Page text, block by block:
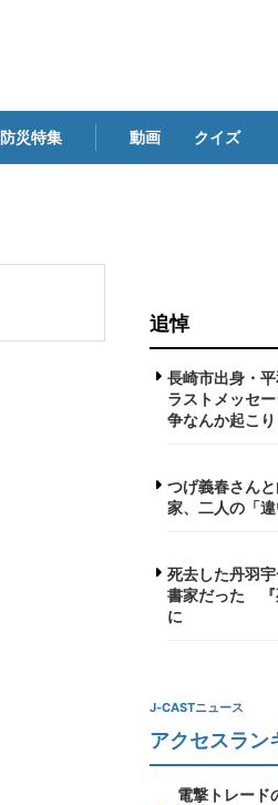
防災特集 動画 クイズ
追悼
長崎市出身・
ラストメッセ
争なんか起こり
つげ義春さん
家、二人の「
死去した丹羽
書家だった 『
に
J-CASTニュース
アクセスラン
電撃トレード